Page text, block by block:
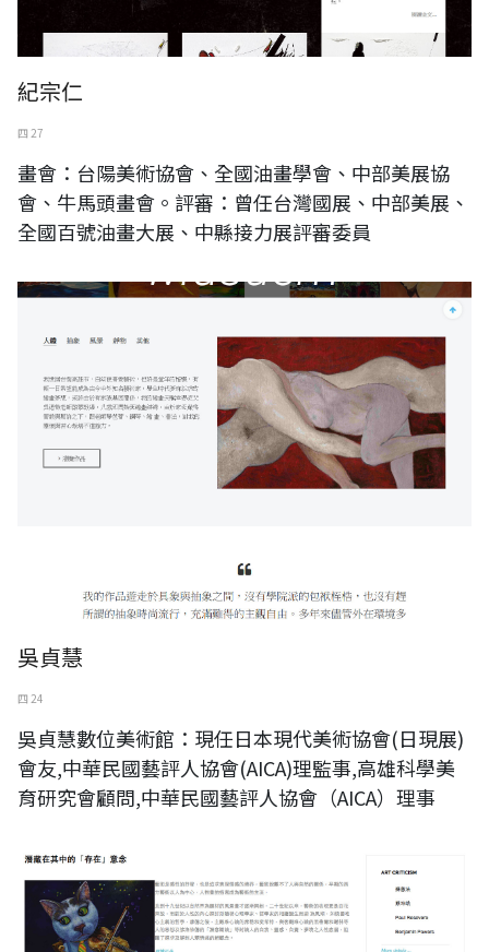
紀宗仁
四 27
畫會：台陽美術協會、全國油畫學會、中部美展協
會、牛馬頭畫會。評審：曾任台灣國展、中部美展、
全國百號油畫大展、中縣接力展評審委員
吳貞慧
四 24
吳貞慧數位美術館：現任日本現代美術協會(日現展)
會友,中華民國藝評人協會(AICA)理監事,高雄科學美
育研究會顧問,中華民國藝評人協會（AICA）理事